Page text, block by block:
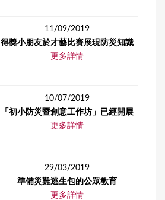
11/09/2019
得獎小朋友於才藝比賽展現防災知識
更多詳情
10/07/2019
「初小防災暨創意工作坊」已經開展
更多詳情
29/03/2019
準備災難逃生包的公眾教育
更多詳情